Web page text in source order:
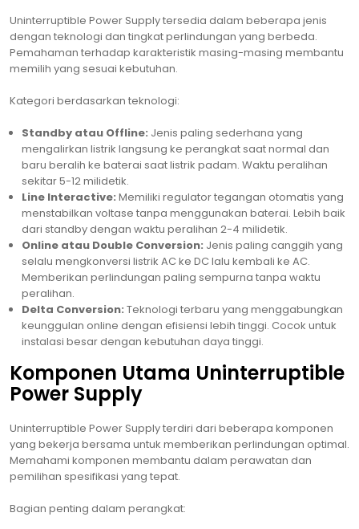
Uninterruptible Power Supply tersedia dalam beberapa jenis
dengan teknologi dan tingkat perlindungan yang berbeda.
Pemahaman terhadap karakteristik masing-masing membantu
memilih yang sesuai kebutuhan.
Kategori berdasarkan teknologi:
Standby atau Offline: Jenis paling sederhana yang
mengalirkan listrik langsung ke perangkat saat normal dan
baru beralih ke baterai saat listrik padam. Waktu peralihan
sekitar 5-12 milidetik.
Line Interactive: Memiliki regulator tegangan otomatis yang
menstabilkan voltase tanpa menggunakan baterai. Lebih baik
dari standby dengan waktu peralihan 2-4 milidetik.
Online atau Double Conversion: Jenis paling canggih yang
selalu mengkonversi listrik AC ke DC lalu kembali ke AC.
Memberikan perlindungan paling sempurna tanpa waktu
peralihan.
Delta Conversion: Teknologi terbaru yang menggabungkan
keunggulan online dengan efisiensi lebih tinggi. Cocok untuk
instalasi besar dengan kebutuhan daya tinggi.
Komponen Utama Uninterruptible
Power Supply
Uninterruptible Power Supply terdiri dari beberapa komponen
yang bekerja bersama untuk memberikan perlindungan optimal.
Memahami komponen membantu dalam perawatan dan
pemilihan spesifikasi yang tepat.
Bagian penting dalam perangkat: